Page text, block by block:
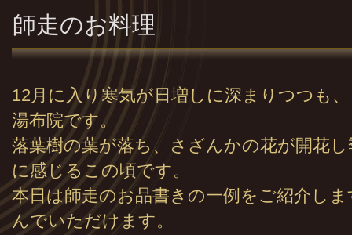
師走のお料理
12月に入り寒気が日増しに深まりつつも
湯布院です。
落葉樹の葉が落ち、さざんかの花が開花
に感じるこの頃です。
本日は師走のお品書きの一例をご紹介し
んでいただけます。